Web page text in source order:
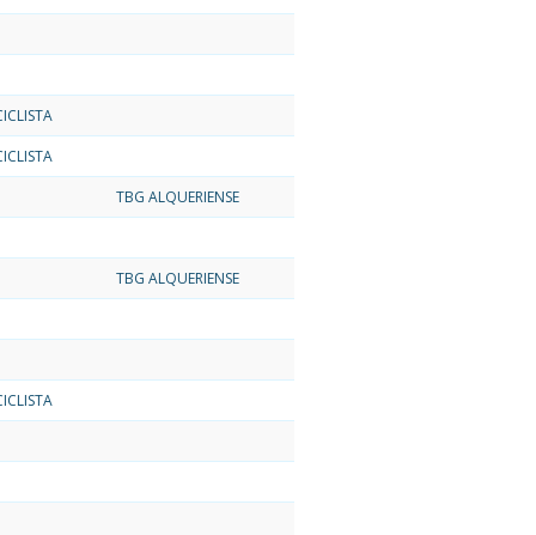
TBG ALQUERIENSE
TBG ALQUERIENSE